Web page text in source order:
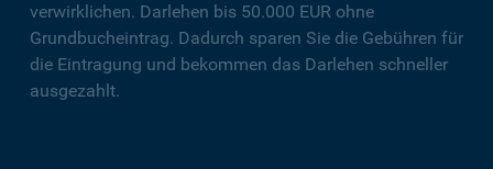
verwirklichen. Darlehen bis 50.000 EUR ohne
Grundbucheintrag. Dadurch sparen Sie die Gebühren für
die Eintragung und bekommen das Darlehen schneller
ausgezahlt.